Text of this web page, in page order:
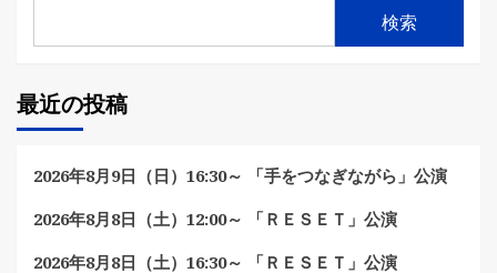
検索
最近の投稿
2026年8月9日（日）16:30～ 「手をつなぎながら」公演
2026年8月8日（土）12:00～ 「ＲＥＳＥＴ」公演
2026年8月8日（土）16:30～ 「ＲＥＳＥＴ」公演